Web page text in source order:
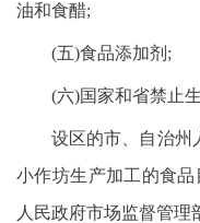
油和食醋;
(五)食品添加剂;
(六)国家和省禁止
设区的市、自治州
小作坊生产加工的食
人民政府市场监督管理